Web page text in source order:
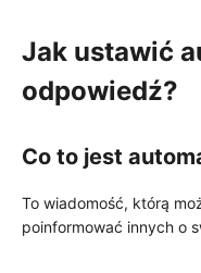
Jak ustawić
odpowiedź?
Co to jest
To wiadomość, którą
poinformować innych o